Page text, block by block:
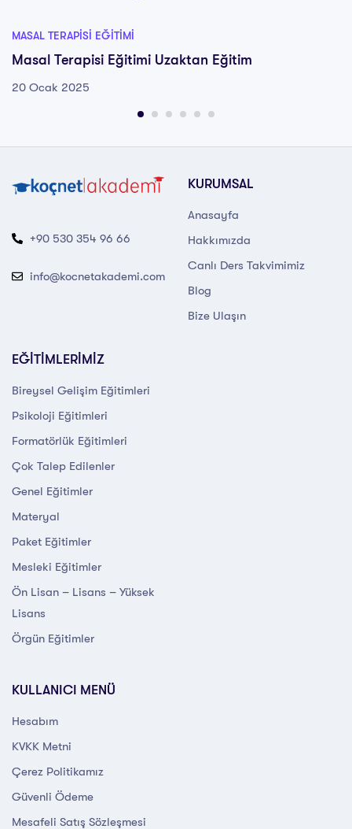
MASAL TERAPISI EĞITIMI
Masal Terapisi Eğitimi Uzaktan Eğitim
20 Ocak 2025
+90 530 354 96 66
info@kocnetakademi.com
KURUMSAL
Anasayfa
Hakkımızda
Canlı Ders Takvimimiz
Blog
Bize Ulaşın
EĞİTİMLERİMİZ
Bireysel Gelişim Eğitimleri
Psikoloji Eğitimleri
Formatörlük Eğitimleri
Çok Talep Edilenler
Genel Eğitimler
Materyal
Paket Eğitimler
Mesleki Eğitimler
Ön Lisan – Lisans – Yüksek
Lisans
Örgün Eğitimler
KULLANICI MENÜ
Hesabım
KVKK Metni
Çerez Politikamız
Güvenli Ödeme
Mesafeli Satış Sözleşmesi